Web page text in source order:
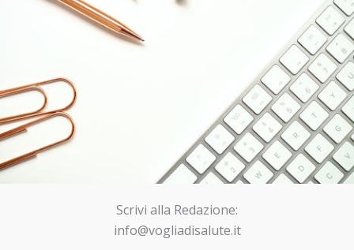
Scrivi alla Redazione:
info@vogliadisalute.it